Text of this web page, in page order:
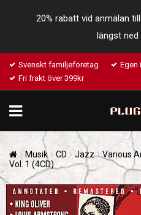
20% rabatt vid anmälan
längst ned
Svenskt familjeföretag Egen
Fri frakt över 399kr
Musik CD Jazz
Various
Vol. 1 (4CD)